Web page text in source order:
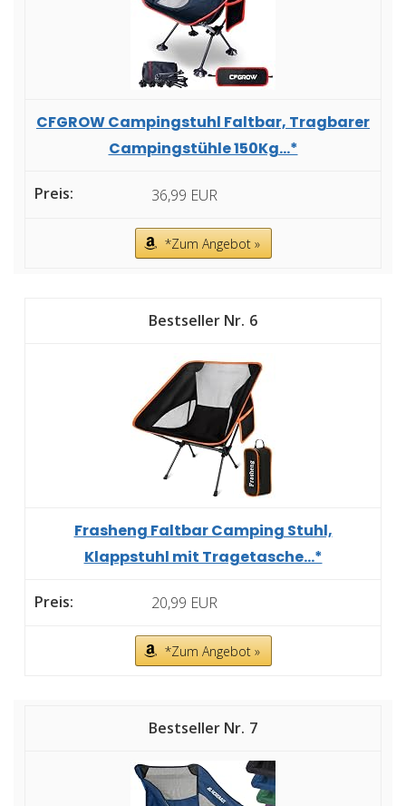
CFGROW Campingstuhl Faltbar, Tragbarer
Campingstühle 150Kg...*
36,99 EUR
*Zum Angebot »
6
Frasheng Faltbar Camping Stuhl,
Klappstuhl mit Tragetasche...*
20,99 EUR
*Zum Angebot »
7